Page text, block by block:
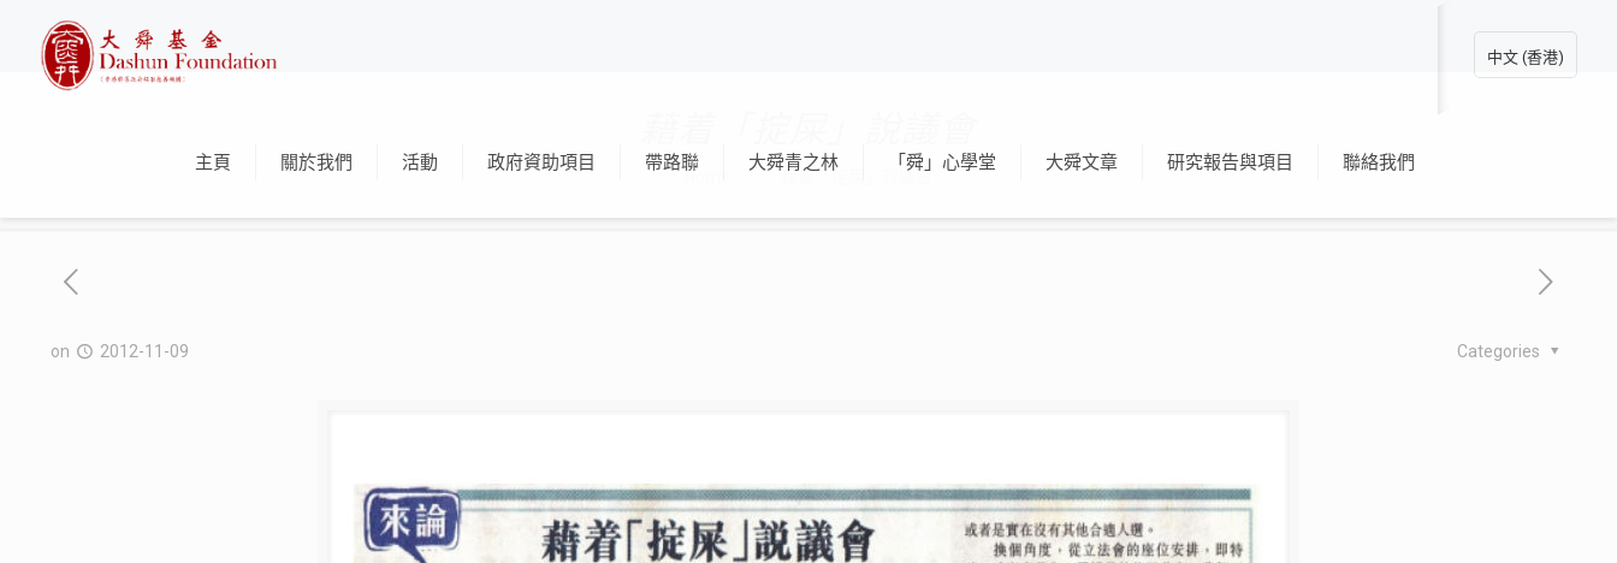
主頁 關於我們 活動 政府資助項目 帶路聯 大舜青之林 「舜」心學堂 大舜文章 研究報告與項目 聯絡我們
中文 (香港)
Home 藉着「掟屎」說議會
on 2012-11-09 Categories